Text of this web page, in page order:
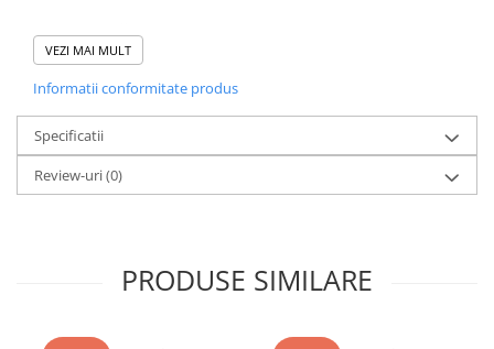
MODUL VARĂ ȘI IARNA
Când încărcătorul detectează temperatura:
- sub 10°C - modul de iarnă este activat.
În funcție de temperatura detectată, pictograma
corespunzătoare va fi evidențiată pe ecran și încărcătorul va
încărca optim vehiculul/dispozitivul conectat.
DISPLAY LCD MULTIFUNCȚIONAL
- afișarea intensității
- afișarea unei notificări despre finalizarea lucrărilor
VEZI MAI MULT
Informatii conformitate produs
Specificatii
Review-uri(0)
PRODUSE SIMILARE